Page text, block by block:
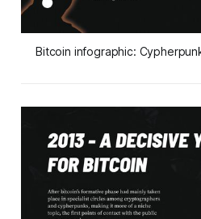
Bitcoin infographic: